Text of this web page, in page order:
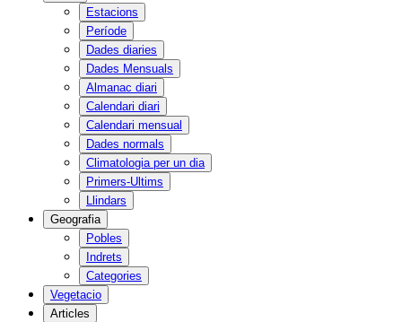
Estacions
Període
Dades diaries
Dades Mensuals
Almanac diari
Calendari diari
Calendari mensual
Dades normals
Climatologia per un dia
Primers-Ultims
Llindars
Geografia
Pobles
Indrets
Categories
Vegetacio
Articles